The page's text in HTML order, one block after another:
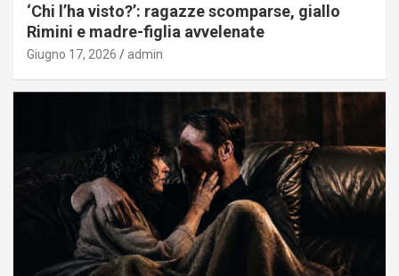
‘Chi l’ha visto?’: ragazze scomparse, giallo
Rimini e madre-figlia avvelenate
Giugno 17, 2026 admin